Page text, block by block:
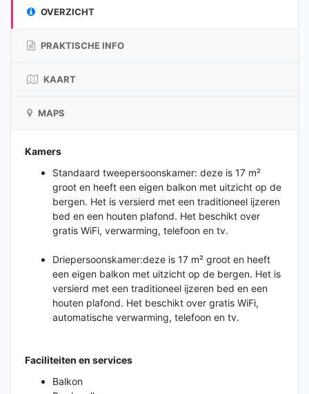
OVERZICHT
PRAKTISCHE INFO
KAART
MAPS
Kamers
Standaard tweepersoonskamer: deze is 17 m²
groot en heeft een eigen balkon met uitzicht op de
bergen. Het is versierd met een traditioneel ijzeren
bed en een houten plafond. Het beschikt over
gratis WiFi, verwarming, telefoon en tv.
Driepersoonskamer:deze is 17 m² groot en heeft
een eigen balkon met uitzicht op de bergen. Het is
versierd met een traditioneel ijzeren bed en een
houten plafond. Het beschikt over gratis WiFi,
automatische verwarming, telefoon en tv.
Faciliteiten en services
Balkon